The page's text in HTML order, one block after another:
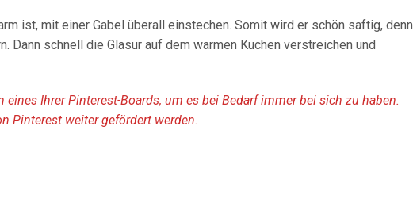
ist, mit einer Gabel überall einstechen. Somit wird er schön saftig, denn
Dann schnell die Glasur auf dem warmen Kuchen verstreichen und
eines Ihrer Pinterest-Boards, um es bei Bedarf immer bei sich zu haben.
Pinterest weiter gefördert werden.